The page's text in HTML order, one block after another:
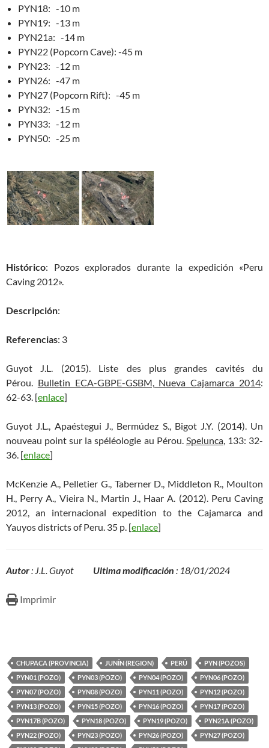
PYN18: -10 m
PYN19: -13 m
PYN21a: -14 m
PYN22 (Popcorn Cave): -45 m
PYN23: -12 m
PYN26: -47 m
PYN27 (Popcorn Rift): -45 m
PYN32: -15 m
PYN33: -12 m
PYN50: -25 m
Histórico: Pozos explorados durante la expedición «Peru
Caving 2012».
Descripción:
Referencias: 3
Guyot J.L. (2015). Liste des plus grandes cavités du
Pérou. Bulletin ECA-GBPE-GSBM, Nueva Cajamarca 2014:
62-63. [enlace]
Guyot J.L., Apaéstegui J., Bermúdez S., Bigot J.Y. (2014). Un
nouveau point sur la spéléologie au Pérou. Spelunca, 133: 32-
36. [enlace]
McKenzie A., Pelletier G., Taberner D., Middleton R., Moulton
H., Perry A., Vieira N., Martin J., Haar A. (2012). Peru Caving
2012, an internacional expedition to the Cajamarca and
Yauyos districts of Peru. 35 p. [enlace]
Autor: J.L. Guyot Ultima modificación : 18/01/2024
Imprimir
CHUPACA (PROVINCIA) JUNÍN (REGION) PERÚ
PYN (POZOS)
PYN01 (POZO)
PYN03 (POZO) PYN04 (POZO)
PYN06 (POZO)
PYN07 (POZO)
PYN08 (POZO) PYN11 (POZO)
PYN12 (POZO)
PYN13 (POZO)
PYN15 (POZO) PYN16 (POZO)
PYN17 (POZO)
PYN17B (POZO)
PYN18 (POZO) PYN19 (POZO)
PYN21A (POZO)
PYN22 (POZO)
PYN23 (POZO) PYN26 (POZO)
PYN27 (POZO)